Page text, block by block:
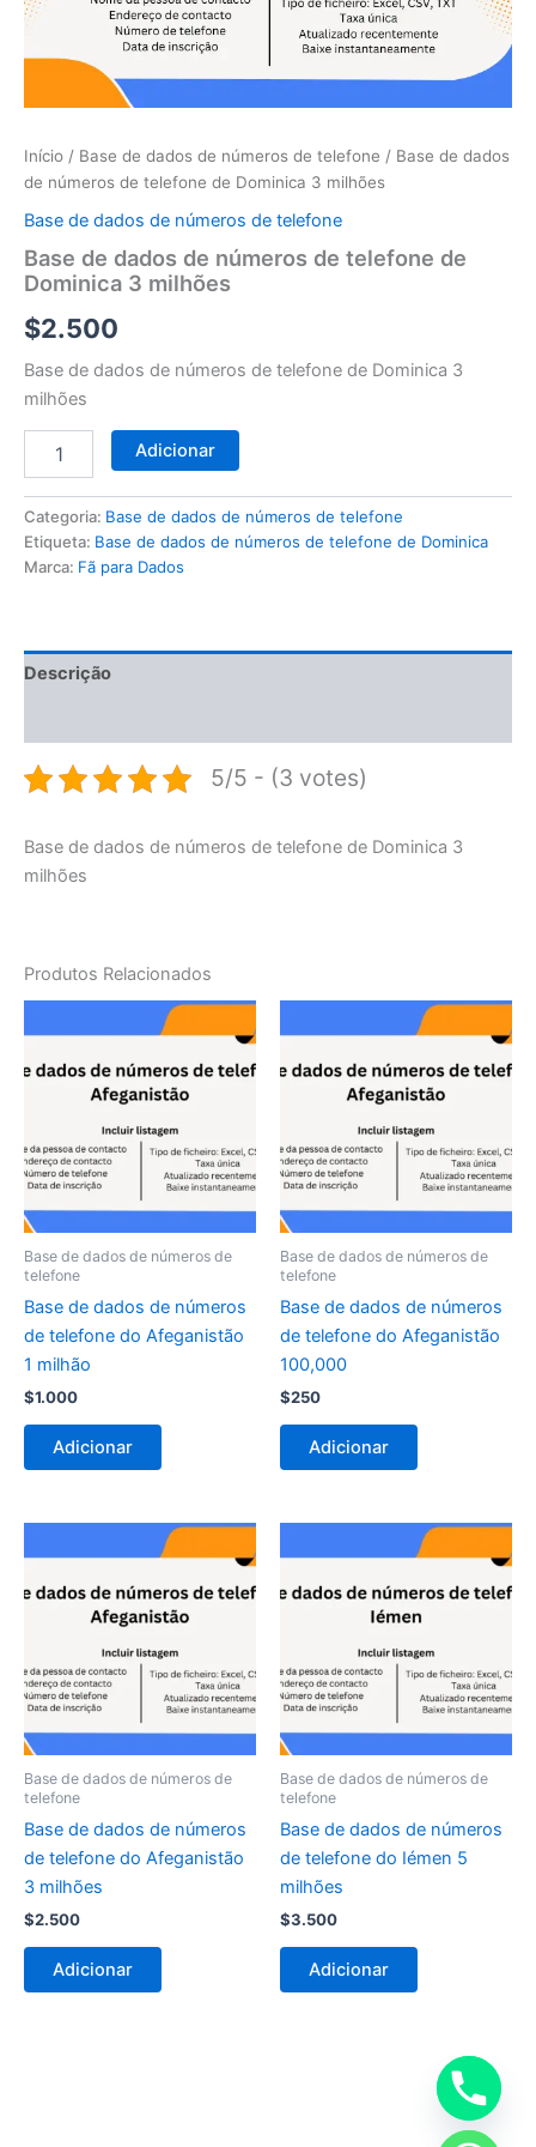
Início / Base de dados de números de telefone / Base de dados
de números de telefone de Dominica 3 milhões
Base de dados de números de telefone
Base de dados de números de telefone de
Dominica 3 milhões
$2.500
Base de dados de números de telefone de Dominica 3
milhões
telefone
Dominica
milhões
Adicionar
Categoria: Base de dados de números de telefone
Etiqueta: Base de dados de números de telefone de Dominica
Marca: Fã para Dados
Descrição
5/5 - (3 votes)
Base de dados de números de telefone de Dominica 3
milhões
Produtos Relacionados
Base de dados de números de
telefone
Base de dados de números
de telefone do Afeganistão
1 milhão
$1.000
Adicionar
Base de dados de números de
telefone
Base de dados de números
de telefone do Afeganistão
100,000
$250
Adicionar
Base de dados de números de
telefone
Base de dados de números
de telefone do Afeganistão
3 milhões
$2.500
Adicionar
Base de dados de números de
telefone
Base de dados de números
de telefone do Iémen 5
milhões
$3.500
Adicionar